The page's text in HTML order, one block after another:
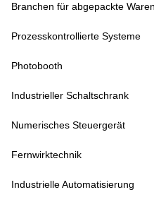
Branchen für abgepackte
Prozesskontrollierte Systeme
Photobooth
Industrieller Schaltschrank
Numerisches Steuergerät
Fernwirktechnik
Industrielle Automatisierung